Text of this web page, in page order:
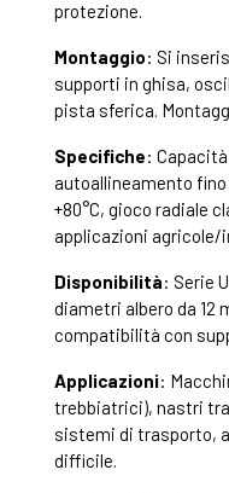
protezione.
Montaggio: Si
supporti in ghisa,
pista sferica.
Specifiche:
autoallineamento fino
+80°C, gioco radiale
applicazioni agricole/
Disponibilità: Serie
diametri albero da 12
compatibilità con
Applicazioni:
trebbiatrici), nastri
sistemi di trasporto,
difficile.